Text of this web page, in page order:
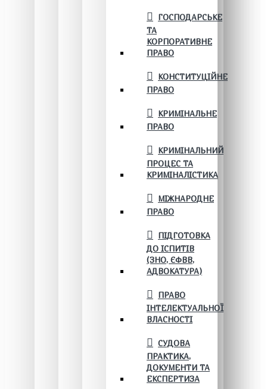
ГОСПОДАРСЬКЕ
ТА
КОРПОРАТИВНЕ
ПРАВО
КОНСТИТУЦІЙНЕ
ПРАВО
КРИМІНАЛЬНЕ
ПРАВО
КРИМІНАЛЬНИЙ
ПРОЦЕС ТА
КРИМІНАЛІСТИКА
МІЖНАРОДНЕ
ПРАВО
ПІДГОТОВКА
ДО ІСПИТІВ
(ЗНО, ЄФВВ,
АДВОКАТУРА)
ПРАВО
ІНТЕЛЕКТУАЛЬНОЇ
ВЛАСНОСТІ
СУДОВА
ПРАКТИКА,
ДОКУМЕНТИ ТА
ЕКСПЕРТИЗА